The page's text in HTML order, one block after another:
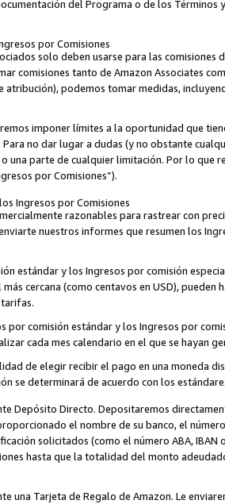
del Programa o de los Términos
por Comisiones
solo deben usarse para las
comisiones tanto de Amazon Associates
atribución), podemos tomar medidas,
imponer límites a la oportunidad que
Para no dar lugar a dudas (y no obstante
una parte de cualquier limitación. Por lo que
por Comisiones”).
Ingresos por Comisiones
razonables para rastrear con
nuestros informes que resumen los
estándar y los Ingresos por comisión
cercana (como centavos en USD),
por comisión estándar y los Ingresos por
cada mes calendario en el que se hayan
de elegir recibir el pago en una moneda
se determinará de acuerdo con los
Depósito Directo. Depositaremos
el nombre de su banco, el
solicitados (como el número ABA,
hasta que la totalidad del monto
una Tarjeta de Regalo de Amazon. Le